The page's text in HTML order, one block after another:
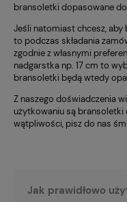
bransoletki dopasowane
Jeśli natomiast chcesz, aby
to podczas składania
zgodnie z własnymi
nadgarstka np. 17 cm to
bransoletki będą wtedy
Z naszego doświadczenia
użytkowaniu są bransoletki
wątpliwości, pisz do nas
Jak prawidłowo